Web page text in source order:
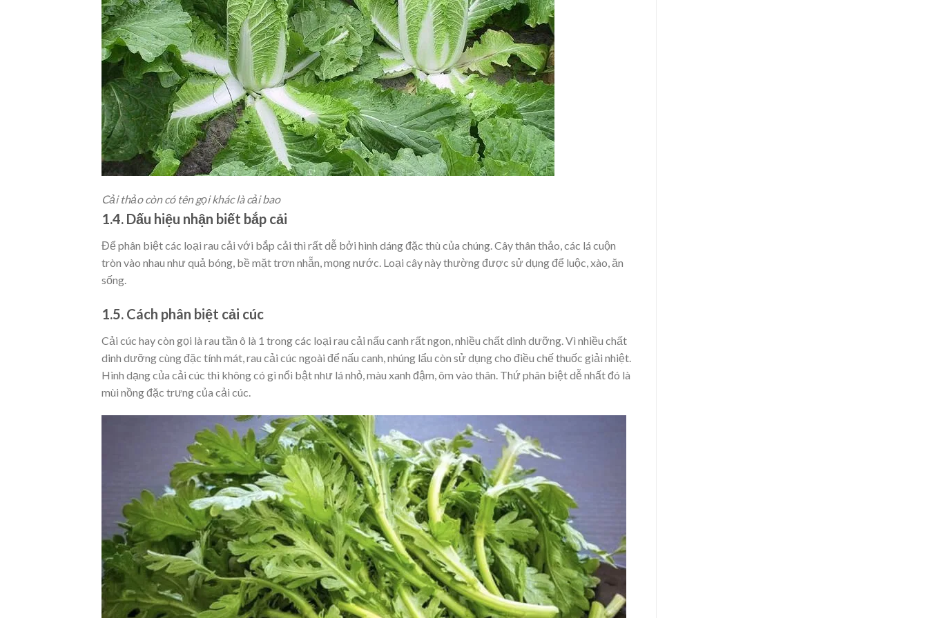
Cải thảo còn có tên gọi khác là cải bao
1.4. Dấu hiệu nhận biết bắp cải
Để phân biệt các loại rau cải với bắp cải thì rất dễ bởi hình dáng đặc thù của chúng. Cây thân thảo, các lá cuộn
tròn vào nhau như quả bóng, bề mặt trơn nhẵn, mọng nước. Loại cây này thường được sử dụng để luộc, xào, ăn
sống.
1.5. Cách phân biệt cải cúc
Cải cúc hay còn gọi là rau tần ô là 1 trong các loại rau cải nấu canh rất ngon, nhiều chất dinh dưỡng. Vì nhiều chất
dinh dưỡng cùng đặc tính mát, rau cải cúc ngoài để nấu canh, nhúng lẩu còn sử dụng cho điều chế thuốc giải nhiệt.
Hình dạng của cải cúc thì không có gì nổi bật như lá nhỏ, màu xanh đậm, ôm vào thân. Thứ phân biệt dễ nhất đó là
mùi nồng đặc trưng của cải cúc.